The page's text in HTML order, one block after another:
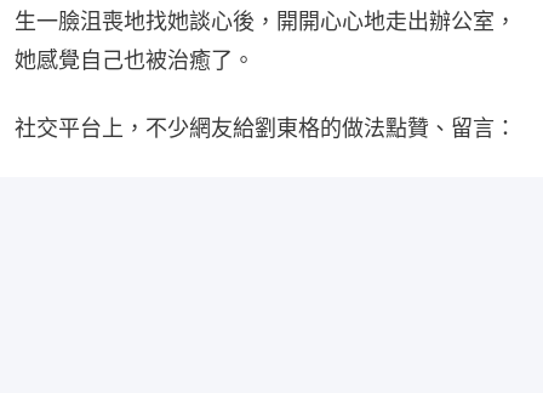
生一臉沮喪地找她談心後，開開心心地走出辦公室，
她感覺自己也被治癒了。
社交平台上，不少網友給劉東格的做法點贊、留言：